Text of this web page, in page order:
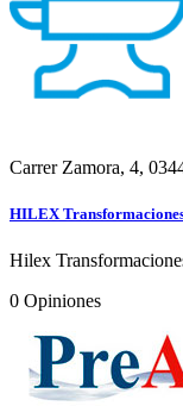
Carrer Zamora, 4,
HILEX
Hilex
0 Opiniones